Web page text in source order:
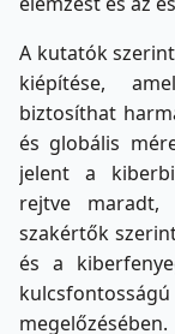
A kutatók
kiépítése,
biztosíthat
és globális
jelent a
rejtve maradt,
szakértők
és a